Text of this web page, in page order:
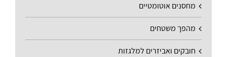
מחסנים אוטומטיים
מהפך משטחים
חובקים ואביזרים למלגזות